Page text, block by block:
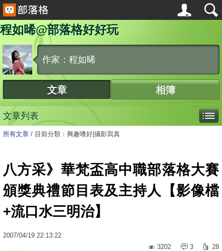
程如晞@部落格好好玩
作家：程如晞
文章 相簿
文章列表
所有文章 / 目前分類：興趣嗜好|攝影寫真
八方采》華梵盃高中職部落格大賽
頒獎典禮節目表及主持人【影像檔
+流口水三明治】
2007/04/19 22:13:22
3202
3 28